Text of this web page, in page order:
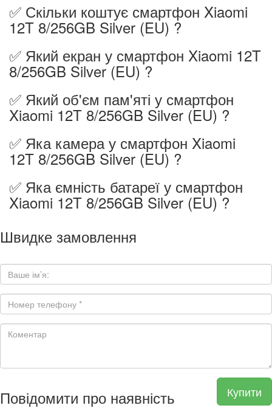
✅ Скільки коштує смартфон Xiaomi
12T 8/256GB Silver (EU) ?
✅ Який екран у смартфон Xiaomi 12T
8/256GB Silver (EU) ?
✅ Який об'єм пам'яті у смартфон
Xiaomi 12T 8/256GB Silver (EU) ?
✅ Яка камера у смартфон Xiaomi
12T 8/256GB Silver (EU) ?
✅ Яка ємність батареї у смартфон
Xiaomi 12T 8/256GB Silver (EU) ?
Швидке замовлення
Купити
Повідомити про наявність